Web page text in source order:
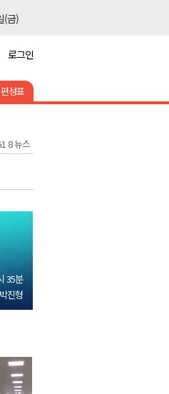
(금)
)
(금)
(금)
)
)
)
(금)
(금)
(금)
로그인
편성표
8 뉴스
35분
진형